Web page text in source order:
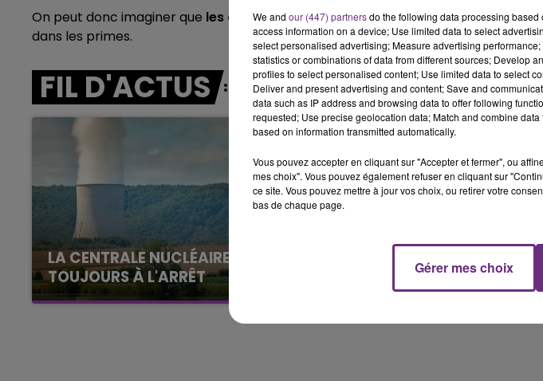
On peut donc imaginer que les danseurs stars touchent 15.000 euros de plus
dans les primes.
FIL D'ACTUS
LA CENTRALE NUCLÉAIRE DE CHOOZ
TOUJOURS À L'ARRÊT
Cela fait déjà une semaine que la centrale
nucléaire ardennaise est à l'arrêt. Une situation
LE MAGASIN
SES PORTES
C'était l'une des
19h00 - 19h15
LA POP MACHINE - CHAMPAGNE FM
19h15 - 20h00
LA RADIO
We and our (447) partnersdo the following data processing
access information on a device; Use limited data to select
select personalised advertising; Measure advertising
statistics or combinations of data from different sources; Develop
profiles to select personalised content; Use limited data to select
Deliver and present advertising and content; Save and
data such as IP address and browsing data to offer following
requested; Use precise geolocation data; Match and combine
based on information transmitted automatically.
Vous pouvez accepter en cliquant sur "Accepter et fermer", ou
mes choix". Vous pouvez également refuser en cliquant sur
ce site. Vous pouvez mettre à jour vos choix, ou retirer votre
bas de chaque page.
Gérer mes choix